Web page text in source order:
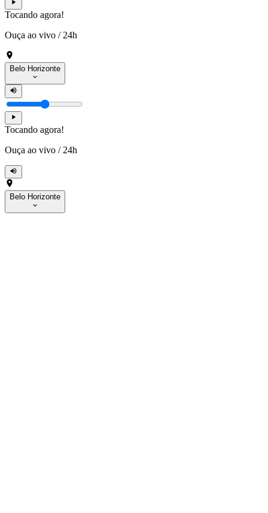
Tocando agora!
Ouça ao vivo / 24h
Belo Horizonte
Tocando agora!
Ouça ao vivo / 24h
Belo Horizonte